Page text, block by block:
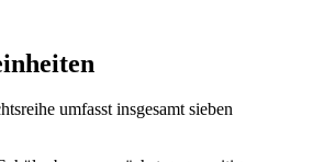
umfasst insgesamt sieben